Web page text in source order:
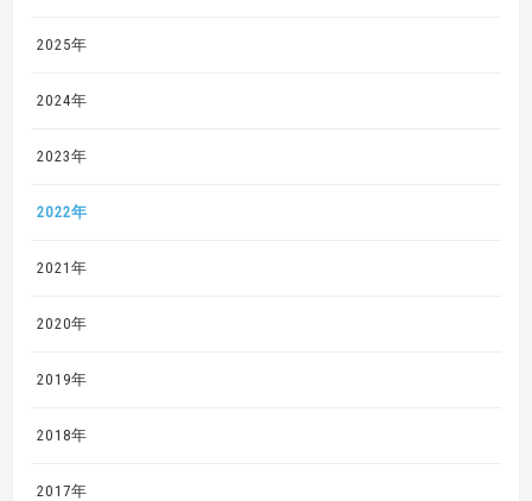
2025年
2024年
2023年
2022年
2021年
2020年
2019年
2018年
2017年